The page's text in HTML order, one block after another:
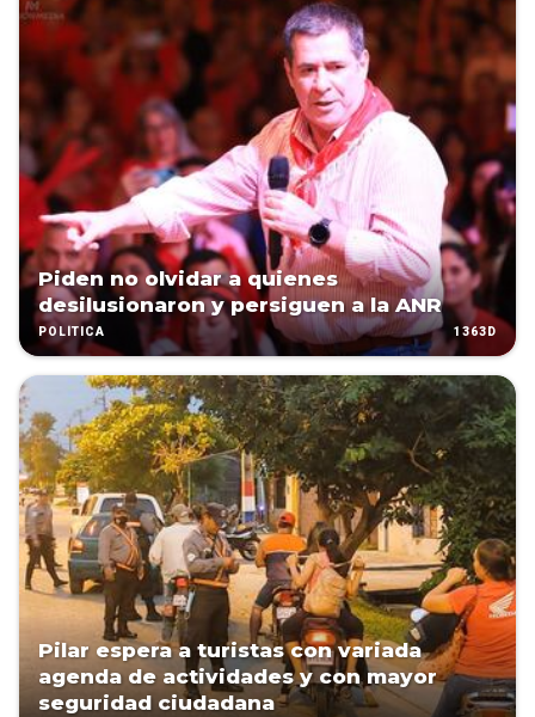
Piden no olvidar a quienes
desilusionaron y persiguen a la ANR
POLÍTICA 1363D
Pilar espera a turistas con variada
agenda de actividades y con mayor
seguridad ciudadana